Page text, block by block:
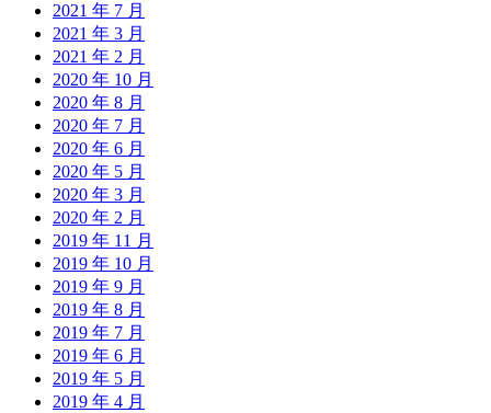
2021 年 7 月
2021 年 3 月
2021 年 2 月
2020 年 10 月
2020 年 8 月
2020 年 7 月
2020 年 6 月
2020 年 5 月
2020 年 3 月
2020 年 2 月
2019 年 11 月
2019 年 10 月
2019 年 9 月
2019 年 8 月
2019 年 7 月
2019 年 6 月
2019 年 5 月
2019 年 4 月